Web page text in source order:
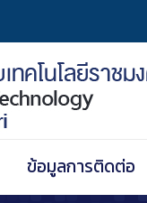
ข้อมูลการติดต่อ